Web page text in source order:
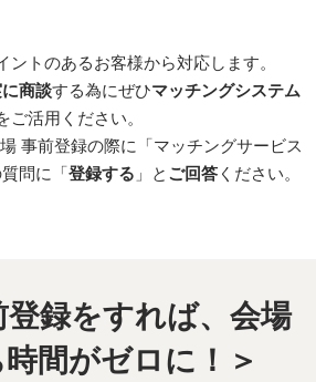
ントのあるお客様から対応します。
商談する為にぜひマッチングシステム
ご活用ください。
事前登録の際に「マッチングサービス
問に「登録する 」と ご回答 ください。
登録をすれば、会場
間がゼロに！＞